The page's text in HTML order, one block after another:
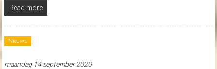
Read more
Nieuws
maandag 14 september 2020